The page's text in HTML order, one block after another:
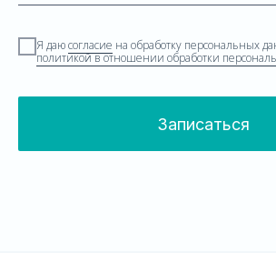
Я даюсогласие на обработку персональных
политикой в отношении обработки
Записаться